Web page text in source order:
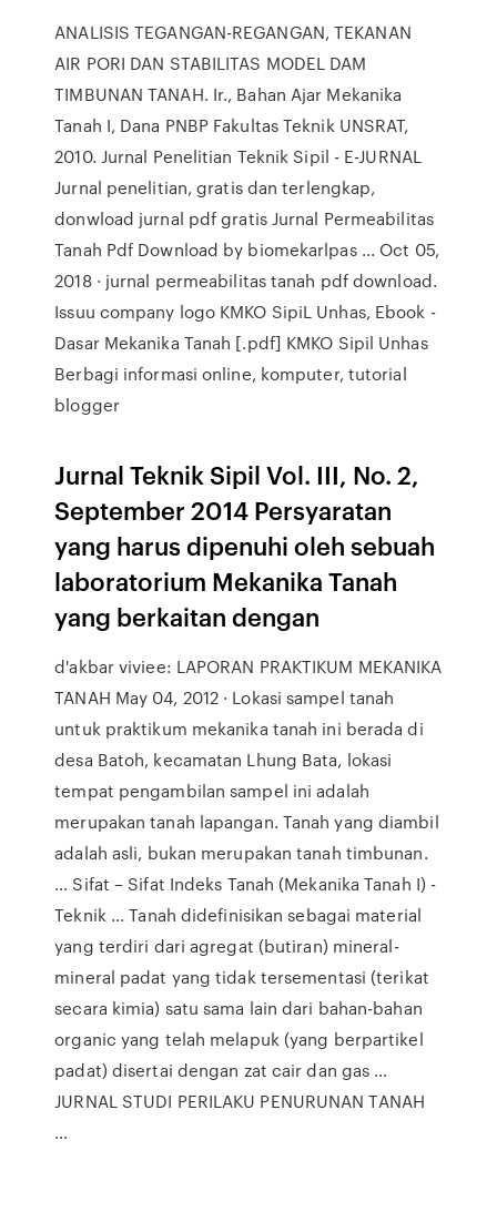
ANALISIS TEGANGAN-REGANGAN, TEKANAN
AIR PORI DAN STABILITAS MODEL DAM
TIMBUNAN TANAH. Ir., Bahan Ajar Mekanika
Tanah I, Dana PNBP Fakultas Teknik UNSRAT,
2010. Jurnal Penelitian Teknik Sipil - E-JURNAL
Jurnal penelitian, gratis dan terlengkap,
donwload jurnal pdf gratis Jurnal Permeabilitas
Tanah Pdf Download by biomekarlpas ... Oct 05,
2018 · jurnal permeabilitas tanah pdf download.
Issuu company logo KMKO SipiL Unhas, Ebook -
Dasar Mekanika Tanah [.pdf] KMKO Sipil Unhas
Berbagi informasi online, komputer, tutorial
blogger
Jurnal Teknik Sipil Vol. III, No. 2,
September 2014 Persyaratan
yang harus dipenuhi oleh sebuah
laboratorium Mekanika Tanah
yang berkaitan dengan
d'akbar viviee: LAPORAN PRAKTIKUM MEKANIKA
TANAH May 04, 2012 · Lokasi sampel tanah
untuk praktikum mekanika tanah ini berada di
desa Batoh, kecamatan Lhung Bata, lokasi
tempat pengambilan sampel ini adalah
merupakan tanah lapangan. Tanah yang diambil
adalah asli, bukan merupakan tanah timbunan.
… Sifat – Sifat Indeks Tanah (Mekanika Tanah I) -
Teknik ... Tanah didefinisikan sebagai material
yang terdiri dari agregat (butiran) mineral-
mineral padat yang tidak tersementasi (terikat
secara kimia) satu sama lain dari bahan-bahan
organic yang telah melapuk (yang berpartikel
padat) disertai dengan zat cair dan gas …
JURNAL STUDI PERILAKU PENURUNAN TANAH
…